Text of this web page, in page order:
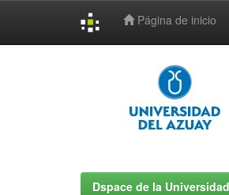
Página de inicio
Dspace de la